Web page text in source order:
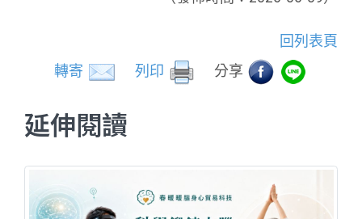
回列表頁
轉寄
列印 分享
延伸閱讀